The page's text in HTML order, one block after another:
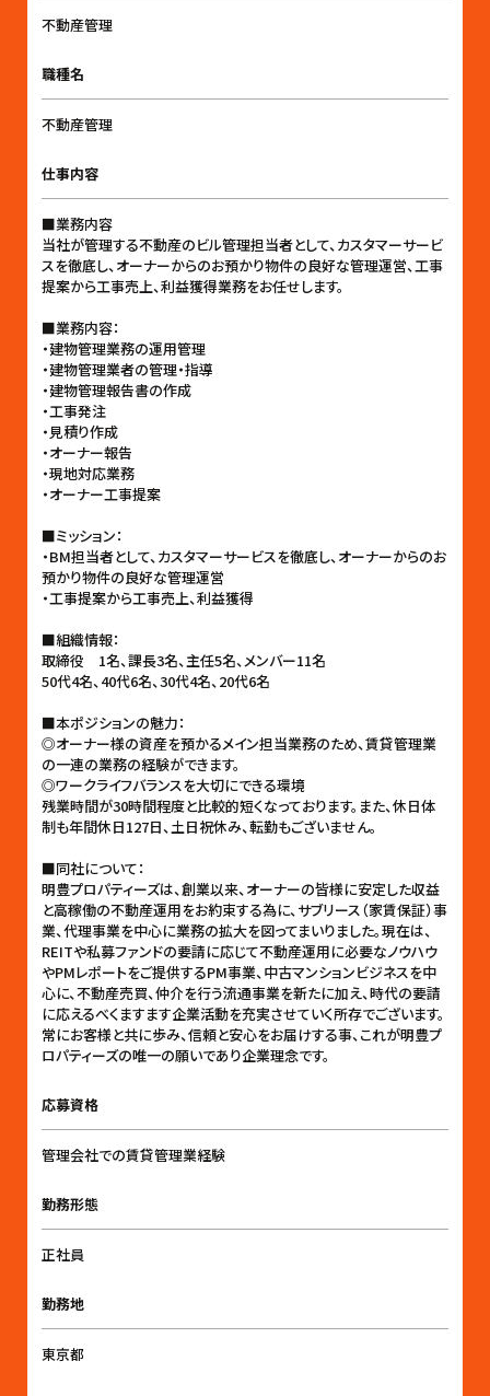
不動産管理
職種名
不動産管理
仕事内容
■業務内容
当社が管理する不動産のビル管理担当者として、カスタマーサービ
スを徹底し、オーナーからのお預かり物件の良好な管理運営、工事
提案から工事売上、利益獲得業務をお任せします。
■業務内容：
・建物管理業務の運用管理
・建物管理業者の管理・指導
・建物管理報告書の作成
・工事発注
・見積り作成
・オーナー報告
・現地対応業務
・オーナー工事提案
■ミッション：
・BM担当者として、カスタマーサービスを徹底し、オーナーからのお
預かり物件の良好な管理運営
・工事提案から工事売上、利益獲得
■組織情報：
取締役 1名、課長3名、主任5名、メンバー11名
50代4名、40代6名、30代4名、20代6名
■本ポジションの魅力：
◎オーナー様の資産を預かるメイン担当業務のため、賃貸管理業
の一連の業務の経験ができます。
◎ワークライフバランスを大切にできる環境
残業時間が30時間程度と比較的短くなっております。また、休日体
制も年間休日127日、土日祝休み、転勤もございません。
■同社について：
明豊プロパティーズは、創業以来、オーナーの皆様に安定した収益
と高稼働の不動産運用をお約束する為に、サブリース（家賃保証）事
業、代理事業を中心に業務の拡大を図ってまいりました。現在は、
REITや私募ファンドの要請に応じて不動産運用に必要なノウハウ
やPMレポートをご提供するPM事業、中古マンションビジネスを中
心に、不動産売買、仲介を行う流通事業を新たに加え、時代の要請
に応えるべくますます企業活動を充実させていく所存でございます。
常にお客様と共に歩み、信頼と安心をお届けする事、これが明豊プ
ロパティーズの唯一の願いであり企業理念です。
応募資格
管理会社での賃貸管理業経験
勤務形態
正社員
勤務地
東京都